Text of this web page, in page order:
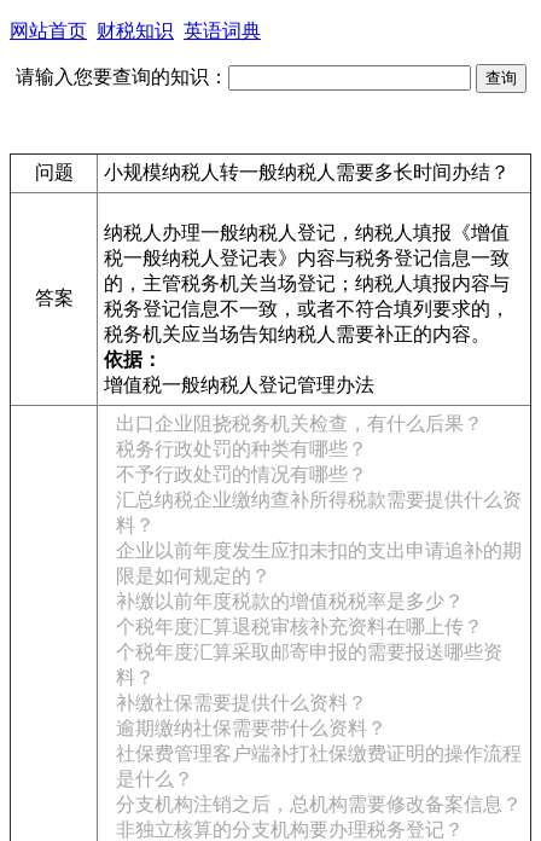
网站首页 财税知识 英语词典
请输入您要查询的知识：
问题 小规模纳税人转一般纳税人需要多长时间办结？
答案
纳税人办理一般纳税人登记，纳税人填报《增值
税一般纳税人登记表》内容与税务登记信息一致
的，主管税务机关当场登记；纳税人填报内容与
税务登记信息不一致，或者不符合填列要求的，
税务机关应当场告知纳税人需要补正的内容。
依据：
增值税一般纳税人登记管理办法
出口企业阻挠税务机关检查，有什么后果？
税务行政处罚的种类有哪些？
不予行政处罚的情况有哪些？
汇总纳税企业缴纳查补所得税款需要提供什么资
料？
企业以前年度发生应扣未扣的支出申请追补的期
限是如何规定的？
补缴以前年度税款的增值税税率是多少？
个税年度汇算退税审核补充资料在哪上传？
个税年度汇算采取邮寄申报的需要报送哪些资
料？
补缴社保需要提供什么资料？
逾期缴纳社保需要带什么资料？
社保费管理客户端补打社保缴费证明的操作流程
是什么？
分支机构注销之后，总机构需要修改备案信息？
非独立核算的分支机构要办理税务登记？